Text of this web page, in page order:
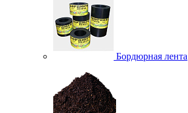
Бордюрная лента